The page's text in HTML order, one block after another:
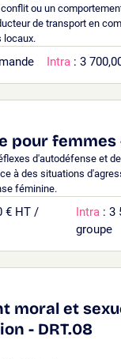
ou un
de transport en
locaux.
Intra : 3
pour femmes
d'autodéfense et
à des situations
féminine.
€ HT /
Intra : 3
groupe
moral et
- DRT.08